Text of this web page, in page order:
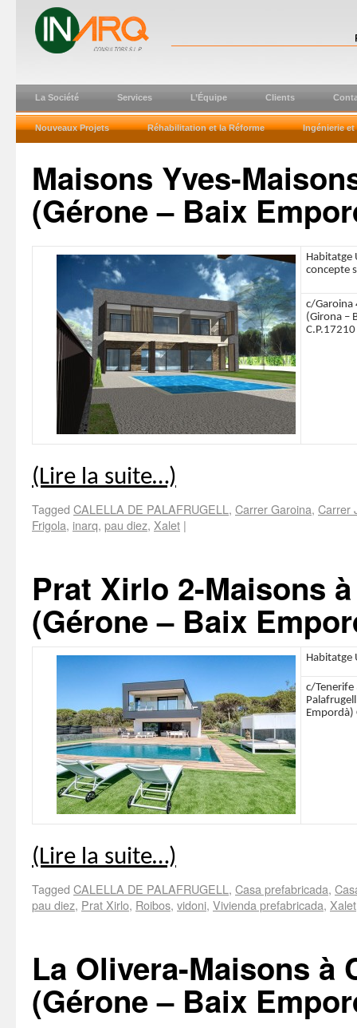
La Société Services L’Équipe Clients
Nouveaux Projets Réhabilitation et la Réforme Ingénierie
Maisons Yves-
(Gérone – Baix
Habitatge
concepte
c/Garoina
(Girona –
C.P.17210
(Lire la suite…)
Tagged CALELLA DE PALAFRUGELL , Carrer Garoina, Carrer
Frigola, inarq, pau diez, Xalet |
Prat Xirlo 2-Maisons
(Gérone – Baix
Habitatge
c/Tenerife
Empordà)
(Lire la suite…)
Tagged CALELLA DE PALAFRUGELL , Casa prefabricada,
pau diez, Prat Xirlo, Roibos, vidoni, Vivienda prefabricada, Xalet
La Olivera-Maisons à
(Gérone – Baix